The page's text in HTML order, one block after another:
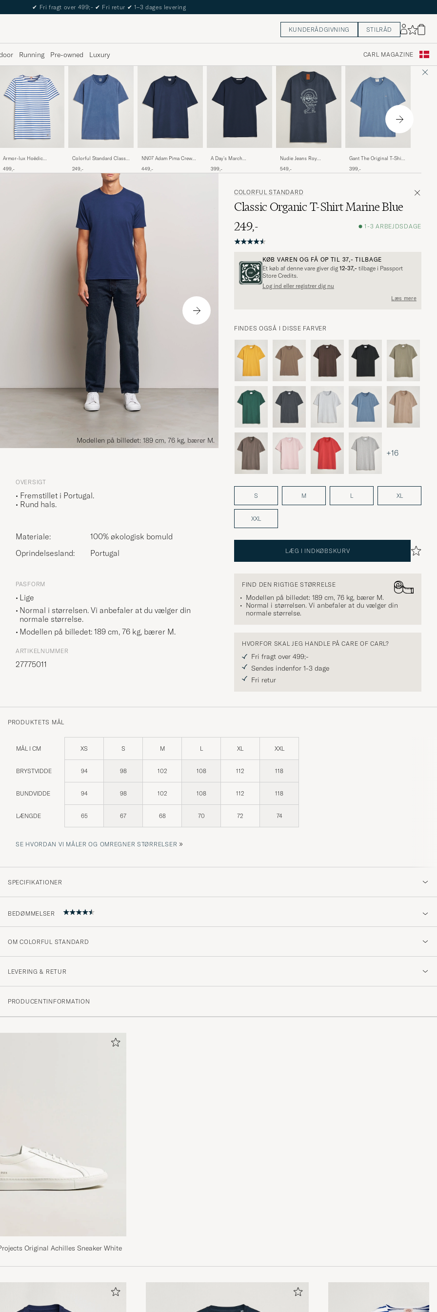
The Care of Carl Passport
KUNDERÅDGIVNING STILRÅD
Running Pre-owned Luxury CARL MAGAZINE
Armor-lux Hoëdic
T-shirt White/Blue
499,-
Colorful Standard Classic
Blue
249,-
NN07 Adam Pima Crew
449,-
A Day's March
399,-
Nudie Jeans Roy
Blue
549,-
Gant The Original T-Shirt
399,-
Indigo
Modellen på billedet: 189 cm, 76 kg, bærer M.
COLORFUL STANDARD
Classic Organic T-Shirt Marine Blue
249,-
1-3 ARBEJDSDAGE
KØB VAREN OG FÅ OP TIL 37,- TILBAGE
Et køb af denne vare giver dig 12-37,- tilbage i Passport
Store Credits.
Log ind eller registrer dig nu
Læs mere
FINDES OGSÅ I DISSE FARVER
+16
S M L XL
XXL
LÆG I INDKØBSKURV
FIND DEN RIGTIGE STØRRELSE
Modellen på billedet: 189 cm, 76 kg, bærer M.
Normal i størrelsen. Vi anbefaler at du vælger din
normale størrelse.
HVORFOR SKAL JEG HANDLE PÅ CARE OF CARL?
Fri fragt over 499;-
Sendes indenfor 1-3 dage
Fri retur
OVERSIGT
• Fremstillet i Portugal.
• Rund hals.
Materiale:
100% økologisk bomuld
Oprindelsesland:
Portugal
PASFORM
Lige
Normal i størrelsen. Vi anbefaler at du vælger din
normale størrelse.
Modellen på billedet: 189 cm, 76 kg, bærer M.
ARTIKELNUMMER
27775011
PRODUKTETS MÅL
MÅL I CM XS S M L XL XXL
BRYSTVIDDE 94 98 102 108 112 118
BUNDVIDDE 94 98 102 108 112 118
LÆNGDE 65 67 68 70 72 74
SE HVORDAN VI MÅLER OG OMREGNER STØRRELSER »
SPECIFIKATIONER
BEDØMMELSER
4.5
(142)
Wonderful quality! You feel and see it!
Fit true to size and very good quality
JOERG F KØBTE PÅ CAREOFCARL.DE
Ware ok, für die Qualität hochpreisig. Gute Abwicklung
OM COLORFUL STANDARD
LEVERING & RETUR
PRODUCENTINFORMATION
Original Achilles Sneaker White